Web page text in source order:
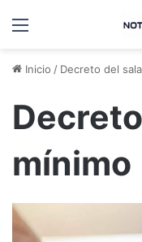
Menú
Inicio / Decreto del
mínimo